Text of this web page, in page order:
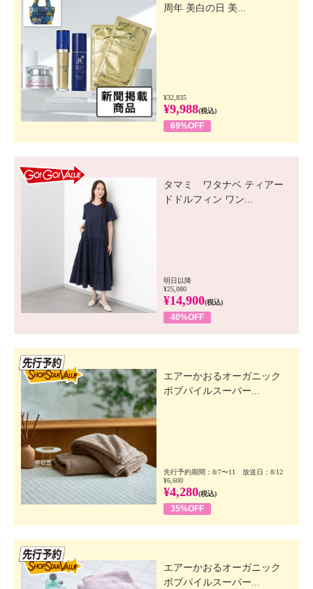
周年 美白の日 美...
¥32,835
¥9,988(税込)
69%OFF
タマミ ワタナベ ティアー
ドドルフィン ワン...
明日以降
¥25,080
¥14,900(税込)
40%OFF
エアーかおるオーガニック
ボブパイルスーパー...
先行予約期間：8/7〜11 放送日：8/12
¥6,600
¥4,280(税込)
35%OFF
エアーかおるオーガニック
ボブパイルスーパー...